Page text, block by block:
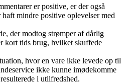
er positive, er der også
mindre positive oplevelser med
der modtog strømper af dårlig
kort tids brug, hvilket skuffede
hvor en vare ikke levede op til
ikke kunne imødekomme
i utilfredshed.